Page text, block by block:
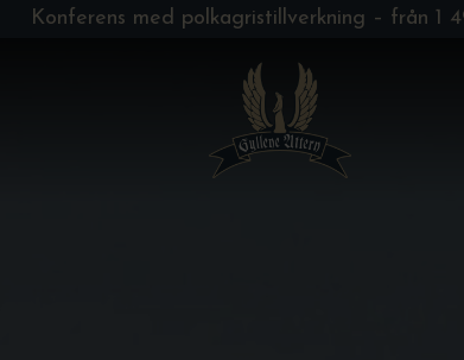
Konferens med polkagristillverkning – från 1